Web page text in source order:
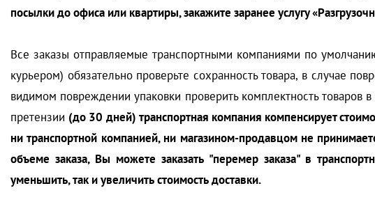
посылки до офиса или квартиры, закажите заранее услугу
Все заказы отправляемые транспортными компаниями по
курьером) обязательно проверьте сохранность товара, в случае
видимом повреждении упаковки проверить комплектность товаров
претензии (до 30 дней) транспортная компания компенсирует
ни транспортной компанией, ни магазином-продавцом не
объеме заказа, Вы можете заказать "перемер заказа" в
уменьшить, так и увеличить стоимость доставки.